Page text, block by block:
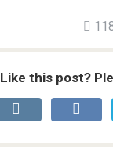
Like this post?